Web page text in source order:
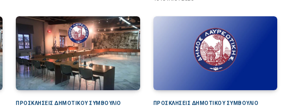
ΠΡΟΣΚΛΉΣΕΙΣ ΔΗΜΟΤΙΚΟΎ ΣΥΜΒΟΎΛΙΟ ΠΡΟΣΚΛΉΣΕΙΣ ΔΗΜΟΤΙΚΟΎ ΣΥΜΒΟΎΛΙΟ